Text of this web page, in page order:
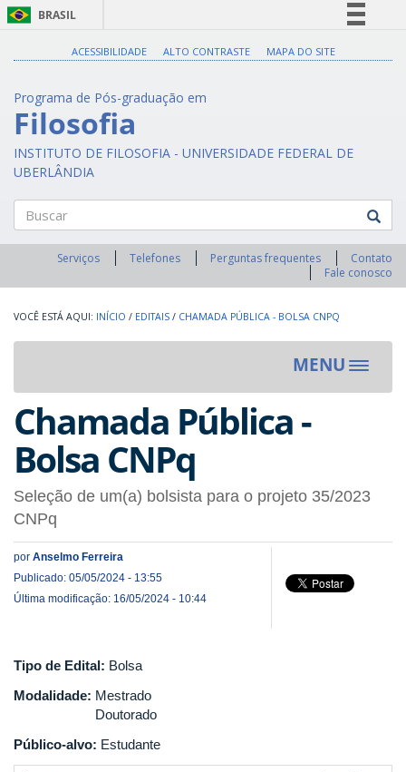
BRASIL
Legislação
ACESSIBILIDADE ALTO CONTRASTE MAPA DO SITE
Programa de Pós-graduação em
Filosofia
INSTITUTO DE FILOSOFIA - UNIVERSIDADE FEDERAL DE
UBERLÂNDIA
Buscar
Serviços Telefones Perguntas frequentes
Contato
Fale conosco
INÍCIO / EDITAIS / CHAMADA PÚBLICA - BOLSA CNPQ
MENU
Toggle
Chamada Pública -
Bolsa CNPq
Seleção de um(a) bolsista para o projeto 35/2023
CNPq
por Anselmo Ferreira
Publicado: 05/05/2024 - 13:55
Última modificação: 16/05/2024 - 10:44
Tipo de Edital: Bolsa
Modalidade: Mestrado
Doutorado
Público-alvo: Estudante